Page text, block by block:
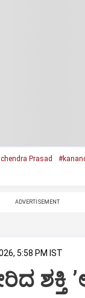
Prasad
ADVERTISEMENT
5:58 PM IST
ಶಕ್ತಿ